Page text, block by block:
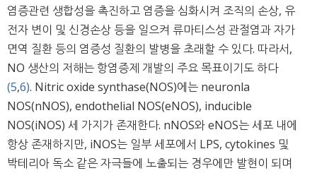
염증관련 생합성을 촉진하고 염증을 심화시켜 조직의 손상, 유
전자 변이 및 신경손상 등을 일으켜 류마티스성 관절염과 자가
면역 질환 등의 염증성 질환의 발병을 초래할 수 있다. 따라서,
NO 생산의 저해는 항염증제 개발의 주요 목표이기도 하다
(5,6). Nitric oxide synthase(NOS)에는 neuronla
NOS(nNOS), endothelial NOS(eNOS), inducible
NOS(iNOS) 세 가지가 존재한다. nNOS와 eNOS는 세포 내에
항상 존재하지만, iNOS는 일부 세포에서 LPS, cytokines 및
박테리아 독소 같은 자극들에 노출되는 경우에만 발현이 되며